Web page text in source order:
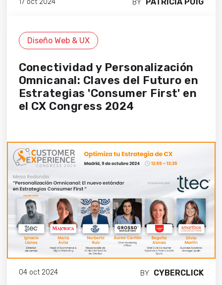
17 oct 2024 BY PATRICIA PUIG
Diseño Web & UX
Conectividad y Personalización
Omnicanal: Claves del Futuro en
Estrategias 'Consumer First' en
el CX Congress 2024
04 oct 2024 BY CYBERCLICK